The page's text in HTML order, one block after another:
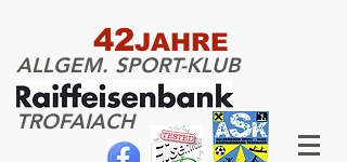
42JAHRE
ALLGEM. SPORT-KLUB
TROFAIACH